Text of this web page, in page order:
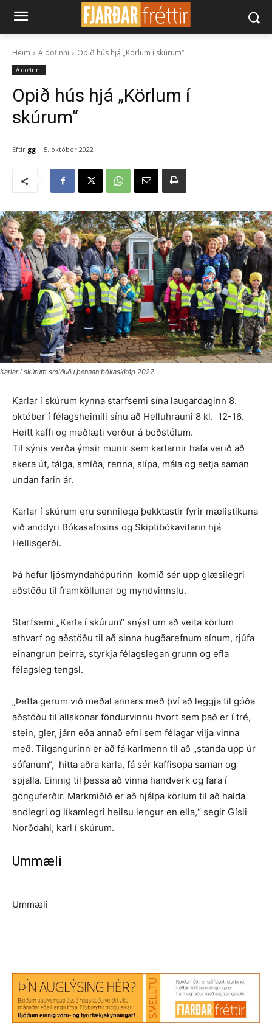
Heim Á döfinni Opið hús hjá „Körlum í skúrum“
Á döfinni
Opið hús hjá „Körlum í
skúrum“
Eftir gg 5. október 2022
Karlar í skúrum smiðuðu þennan bókaskkáp 2022.
Karlar í skúrum kynna starfsemi sína laugardaginn 8.
október í félagsheimili sínu að Helluhrauni 8 kl. 12-16.
Heitt kaffi og meðlæti verður á boðstólum.
Til sýnis verða ýmsir munir sem karlarnir hafa verið að
skera út, tálga, smíða, renna, slípa, mála og setja saman
undan farin ár.
Karlar í skúrum eru sennilega þekktastir fyrir mælistikuna
við anddyri Bókasafnsins og Skiptibókavitann hjá
Hellisgerði.
Þá hefur ljósmyndahópurinn komið sér upp glæsilegri
aðstöðu til framköllunar og myndvinnslu.
Starfsemi „Karla í skúrum“ snýst um að veita körlum
athvarf og aðstöðu til að sinna hugðarefnum sínum, rjúfa
einangrun þeirra, styrkja félagslegan grunn og efla
félagsleg tengsl.
„Þetta gerum við meðal annars með því að leggja til góða
aðstöðu til allskonar föndurvinnu hvort sem það er í tré,
stein, gler, járn eða annað efni sem félagar vilja vinna
með. Tilgangurinn er að fá karlmenn til að „standa upp úr
sófanum“, hitta aðra karla, fá sér kaffisopa saman og
spjalla. Einnig til þessa að vinna handverk og fara í
gönguferðir. Markmiðið er að hjálpa körlum til að halda
andlegri og líkamlegri heilsu lengur en ella,“ segir Gísli
Norðdahl, karl í skúrum.
Ummæli
Ummæli